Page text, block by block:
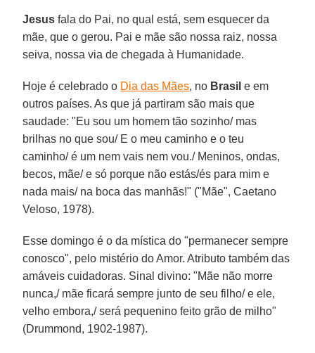
Jesus fala do Pai, no qual está, sem esquecer da
mãe, que o gerou. Pai e mãe são nossa raiz, nossa
seiva, nossa via de chegada à Humanidade.
Hoje é celebrado o Dia das Mães, no Brasil e em
outros países. As que já partiram são mais que
saudade: "Eu sou um homem tão sozinho/ mas
brilhas no que sou/ E o meu caminho e o teu
caminho/ é um nem vais nem vou./ Meninos, ondas,
becos, mãe/ e só porque não estás/és para mim e
nada mais/ na boca das manhãs!" ("Mãe", Caetano
Veloso, 1978).
Esse domingo é o da mística do "permanecer sempre
conosco", pelo mistério do Amor. Atributo também das
amáveis cuidadoras. Sinal divino: "Mãe não morre
nunca,/ mãe ficará sempre junto de seu filho/ e ele,
velho embora,/ será pequenino feito grão de milho"
(Drummond, 1902-1987).